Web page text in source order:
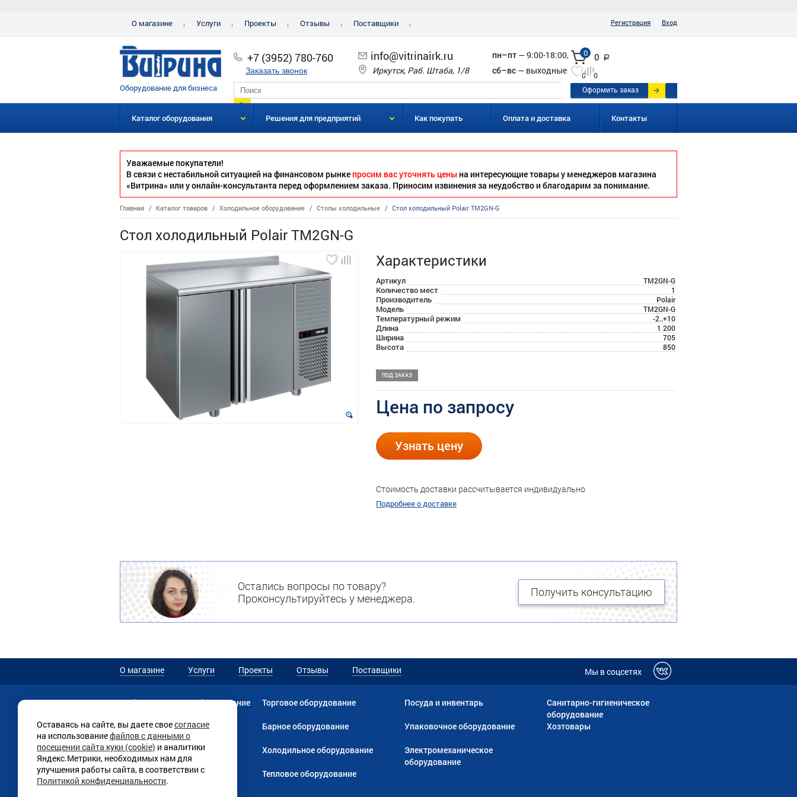
Оставаясь на сайте, вы даете своесогласие
на использованиефайлов с данными о
посещении сайта куки (cookie) и аналитики
Яндекс.Метрики, необходимых нам для
улучшения работы сайта, в соответствии с
Политикой конфиденциальности.
О магазине Услуги Проекты Отзывы Поставщики Регистрация Вход
Оборудование для бизнеса
+7 (3952) 780-760
Заказать звонок
info@vitrinairk.ru
Иркутск, Раб. Штаба, 1/8
пн–пт — 9:00-18:00,
сб–вс — выходные
0 0 a
0
0
Оформить заказ
Каталог оборудования Решения для предприятий Как покупать Оплата и доставка Контакты
Уважаемые покупатели!
В связи с нестабильной ситуацией на финансовом рынкепросим вас уточнять цены на интересующие товары у менеджеров магазина
«Витрина» или у онлайн-консультанта перед оформлением заказа. Приносим извинения за неудобство и благодарим за понимание.
Главная / Каталог товаров / Холодильное оборудование / Столы холодильные / Стол холодильный Polair TM2GN-G
Стол холодильный Polair TM2GN-G
Характеристики
Артикул TM2GN-G
Количество мест 1
Производитель Polair
Модель TM2GN-G
Температурный режим -2..+10
Длина 1 200
Ширина 705
Высота 850
ПОД ЗАКАЗ
Цена по запросу
Узнать цену
Стоимость доставки рассчитывается индивидуально
Подробнее о доставке
Остались вопросы по товару?
Проконсультируйтесь у менеджера.
Получить консультацию
О магазине Услуги Проекты Отзывы Поставщики Мы в соцсетях
МебельПрачечное оборудование
Текстильная продукция
Линии раздачи
Нейтральное оборудование
Торговое оборудование
Барное оборудование
Холодильное оборудование
Тепловое оборудование
Посуда и инвентарь
Упаковочное оборудование
Электромеханическое
оборудование
Санитарно-гигиеническое
оборудование
Хозтовары